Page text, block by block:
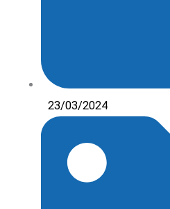
23/03/2024